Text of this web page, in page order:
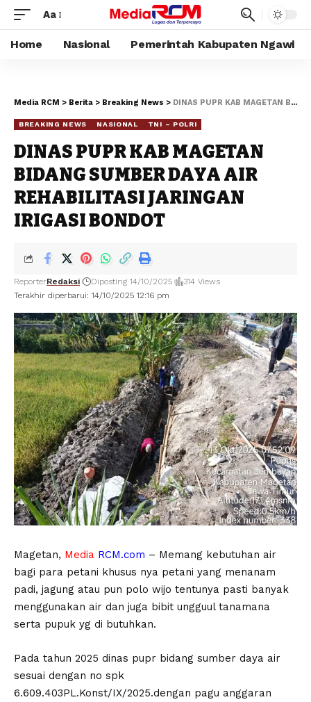
Aa
Home Nasional Pemerintah Kabupaten Ngawi
Media RCM > Berita > Breaking News > DINAS PUPR KAB MAGETAN BIDANG SUMBER DAYA AIR REHABILITASI JARINGAN IRIGASI BONDOT
BREAKING NEWS NASIONAL TNI – POLRI
DINAS PUPR KAB MAGETAN
BIDANG SUMBER DAYA AIR
REHABILITASI JARINGAN
IRIGASI BONDOT
Terakhir diperbarui: 14/10/2025 12:16 pm
ReporterRedaksi Diposting 14/10/2025 314 Views
Magetan, Media RCM.com – Memang kebutuhan air
bagi para petani khusus nya petani yang menanam
padi, jagung atau pun polo wijo tentunya pasti banyak
menggunakan air dan juga bibit ungguul tanamana
serta pupuk yg di butuhkan.
Pada tahun 2025 dinas pupr bidang sumber daya air
sesuai dengan no spk
6.609.403PL.Konst/IX/2025.dengan pagu anggaran